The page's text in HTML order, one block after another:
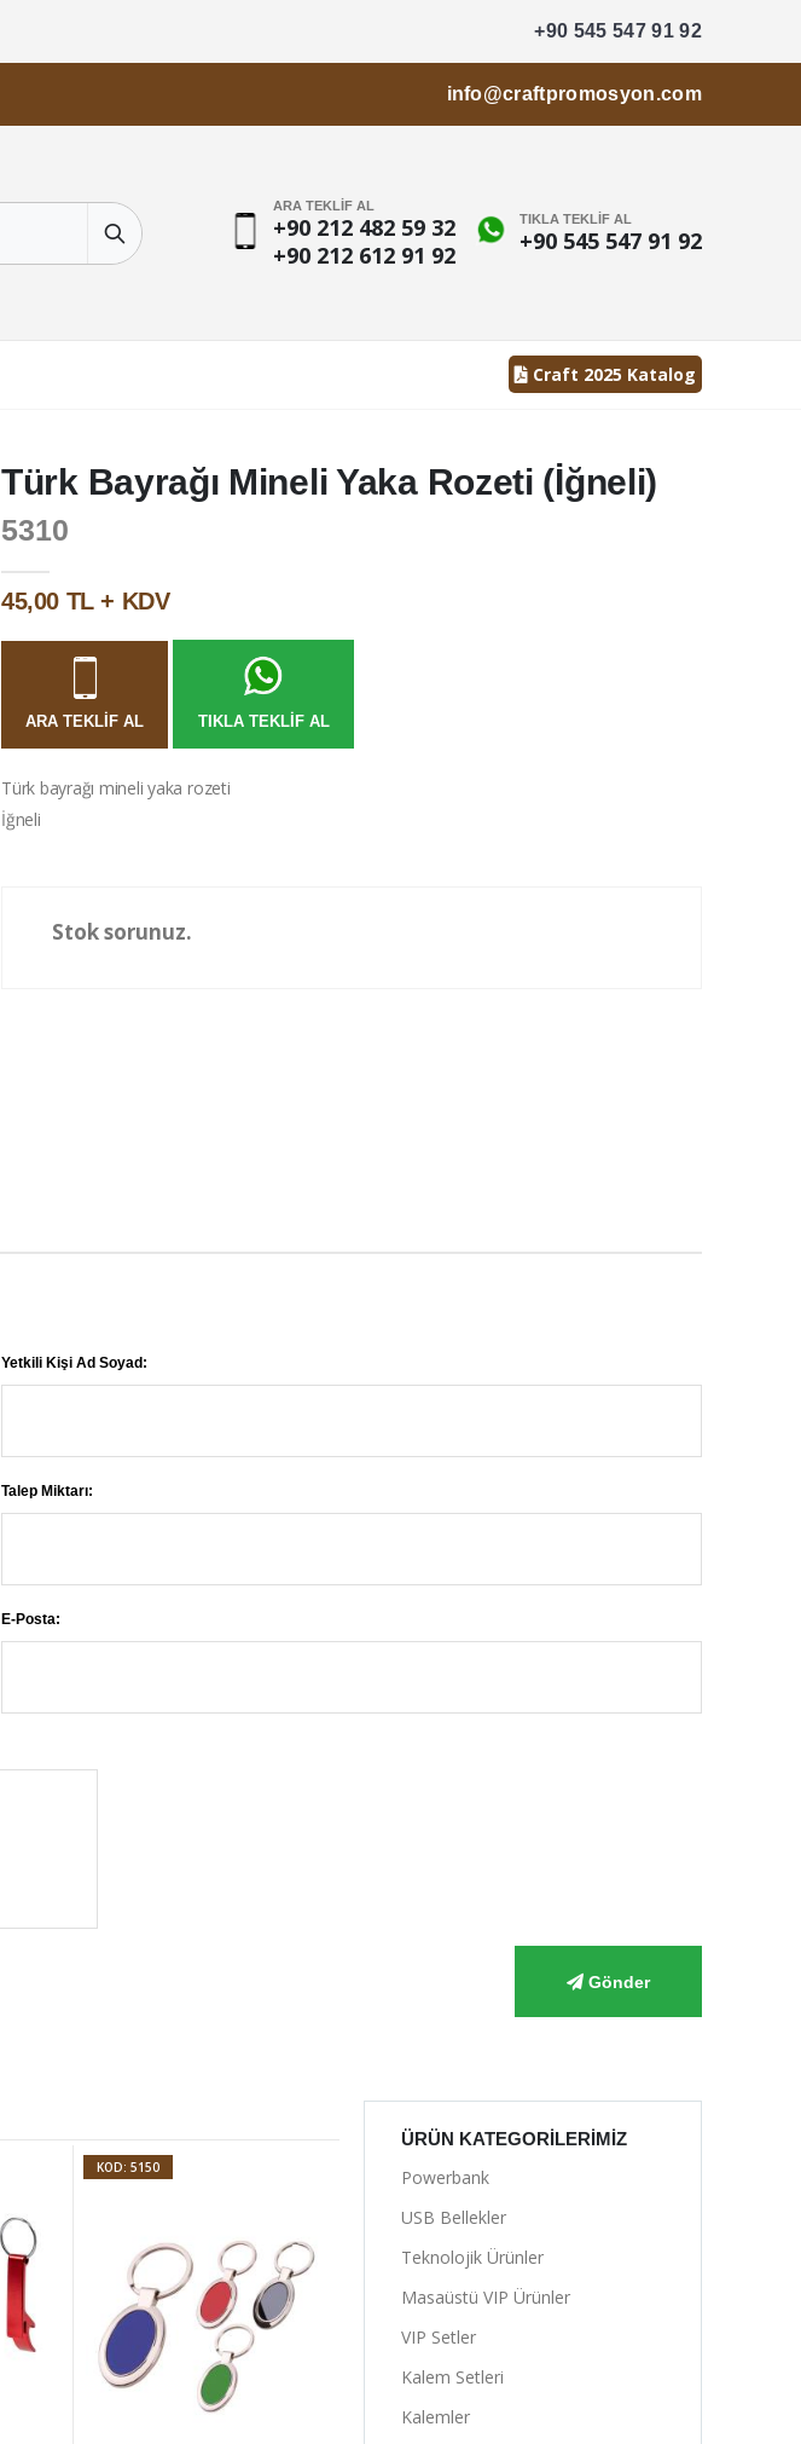
+90 545 547 91 92
info@craftpromosyon.com
ARA TEKLİF AL
+90 212 482 59 32
+90 212 612 91 92
TIKLA TEKLİF AL
+90 545 547 91 92
Craft 2025 Katalog
Türk Bayrağı Mineli Yaka Rozeti (İğneli)
5310
45,00 TL + KDV
ARA TEKLIF AL TIKLA TEKLIF AL
Türk bayrağı mineli yaka rozeti
İğneli
Stok sorunuz.
Yetkili Kişi Ad Soyad:
Talep Miktarı:
E-Posta:
Gönder
KOD: 5150
ÜRÜN KATEGORILERIMIZ
Powerbank
USB Bellekler
Teknolojik Ürünler
Masaüstü VIP Ürünler
VIP Setler
Kalem Setleri
Kalemler